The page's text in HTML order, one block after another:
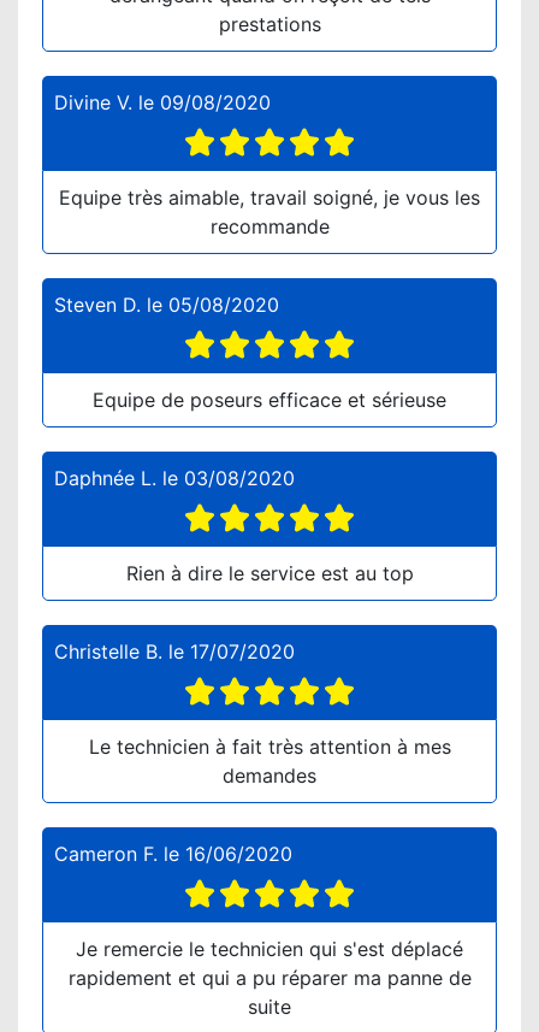
prestations
Divine V. le 09/08/2020
Equipe très aimable, travail soigné, je vous les
recommande
Steven D. le 05/08/2020
Equipe de poseurs efficace et sérieuse
Daphnée L. le 03/08/2020
Rien à dire le service est au top
Christelle B. le 17/07/2020
Le technicien à fait très attention à mes
demandes
Cameron F. le 16/06/2020
Je remercie le technicien qui s'est déplacé
rapidement et qui a pu réparer ma panne de
suite